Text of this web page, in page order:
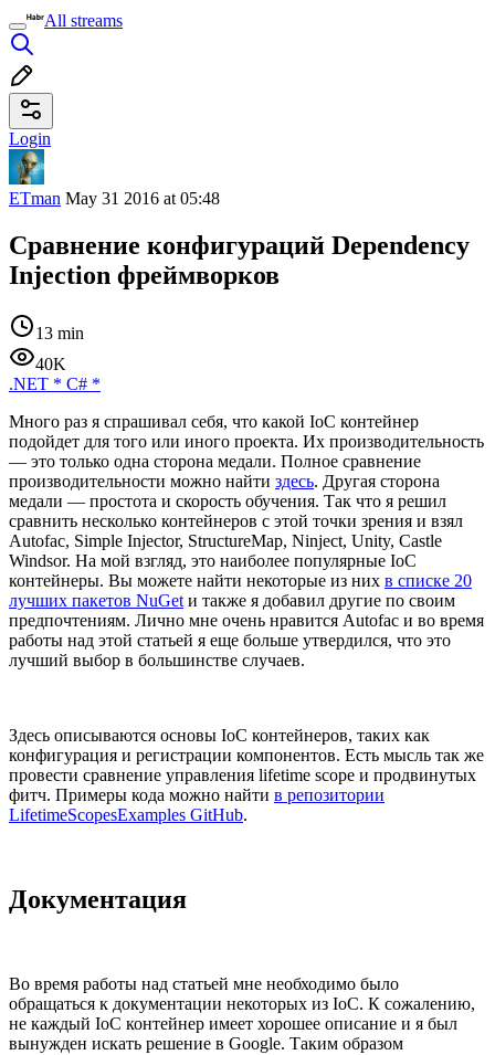
All streams
Login
ETman May 31 2016 at 05:48
Сравнение конфигураций Dependency
Injection фреймворков
13 min
40K
.NET * C# *
Много раз я спрашивал себя, что какой IoC контейнер
подойдет для того или иного проекта. Их производительность
— это только одна сторона медали. Полное сравнение
производительности можно найти здесь. Другая сторона
медали — простота и скорость обучения. Так что я решил
сравнить несколько контейнеров с этой точки зрения и взял
Autofac, Simple Injector, StructureMap, Ninject, Unity, Castle
Windsor. На мой взгляд, это наиболее популярные IoC
контейнеры. Вы можете найти некоторые из них в списке 20
лучших пакетов NuGet и также я добавил другие по своим
предпочтениям. Лично мне очень нравится Autofac и во время
работы над этой статьей я еще больше утвердился, что это
лучший выбор в большинстве случаев.
Здесь описываются основы IoC контейнеров, таких как
конфигурация и регистрации компонентов. Есть мысль так же
провести сравнение управления lifetime scope и продвинутых
фитч. Примеры кода можно найти в репозитории
LifetimeScopesExamples GitHub.
Документация
Во время работы над статьей мне необходимо было
обращаться к документации некоторых из IoC. К сожалению,
не каждый IoC контейнер имеет хорошее описание и я был
вынужден искать решение в Google. Таким образом